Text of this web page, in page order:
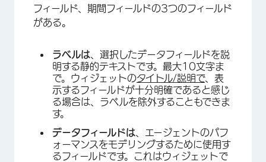
フィールド、期間フィールドの3つのフィールド
がある。
ラベルは 、選択したデータフィールドを説
明する静的テキストです。最大10文字ま
で。ウィジェットのタイトル/説明で、表
示するフィールドが十分明確であると感じ
る場合は、ラベルを除外することもできま
す。
データフィールドは 、エージェントのパフ
ォーマンスをモデリングするために使用す
るフィールドです。これはウィジェットで